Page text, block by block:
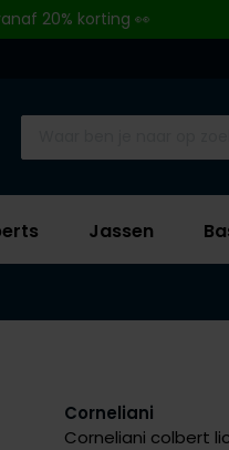
20% korting 👀
Jassen
Corneliani
Corneliani colbert